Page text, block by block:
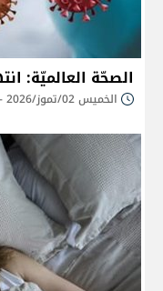
الصحّة العالميّة:
الخميس 02/تموز/2026 - 09:11 م